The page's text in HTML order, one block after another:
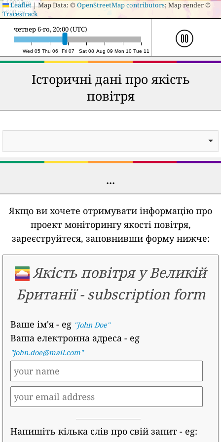
45 24 Kilmarnock
24
Camden Town
24 Southampton
48 23 Stoke-on-Trent
Chesterfield
45
6
Weybridge
Bishopbriggs
47
6
Chapeltown
48
6
Cheltenham
49
7
Edinburgh
50
7
1000 km
500 mi
Leaflet|Map Data: ©OpenStreetMap contributors; Map render ©
Tracestrack
Wed 05 Thu 06 Fri 07 Sat 08 Aug 09 Mon 10 Tue 11
п’ятниця 7-го, 16:00 (UTC)
Історичні дані про якість
повітря
...
Якщо ви хочете отримувати інформацію про
проект моніторингу якості повітря,
зареєструйтеся, заповнивши форму нижче:
Якість повітря у Великій
Британії- subscription form
Ваше ім'я- eg "John Doe"
Ваша електронна адреса- eg
"john.doe@mail.com"
Напишіть кілька слів про свій запит- eg: